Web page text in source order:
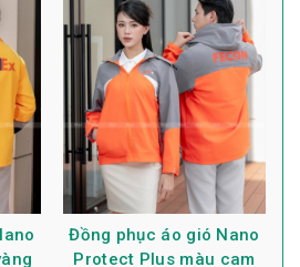
Đồng phục áo gió Nano
Protect Plus màu cam